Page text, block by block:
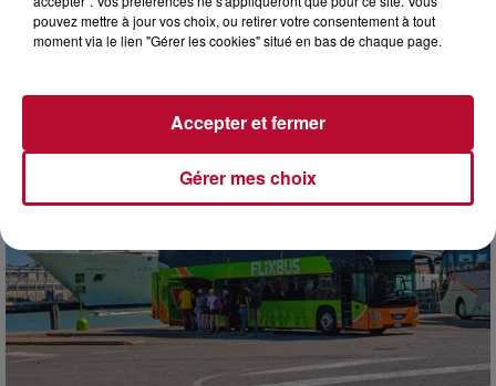
Début août, c’est le cœur de l’été. La semaine débute, et
comme tous les lundis de l’été, on ouvre l’agenda qui est
pouvez mettre à jour vos choix, ou retirer votre consentement à tout
moment via le lien "Gérer les cookies" situé en bas de chaque page.
Gérer mes choix
Accepter et fermer